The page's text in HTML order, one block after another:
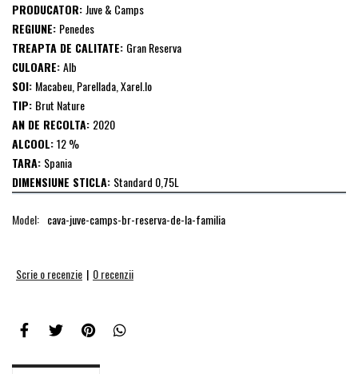
PRODUCATOR: Juve & Camps
REGIUNE: Penedes
TREAPTA DE CALITATE: Gran Reserva
CULOARE:Alb
SOI: Macabeu, Parellada, Xarel.lo
TIP: Brut Nature
AN DE RECOLTA: 2020
ALCOOL:12 %
TARA: Spania
DIMENSIUNE STICLA: Standard 0,75L
Model: cava-juve-camps-br-reserva-de-la-familia
Scrie o recenzie | 0 recenzii